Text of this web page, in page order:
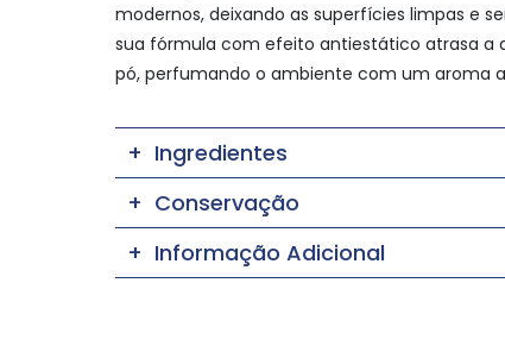
modernos, deixando as superfícies limpas e
sua fórmula com efeito antiestático atrasa a
pó, perfumando o ambiente com um aroma
Ingredientes
Conservação
Informação Adicional